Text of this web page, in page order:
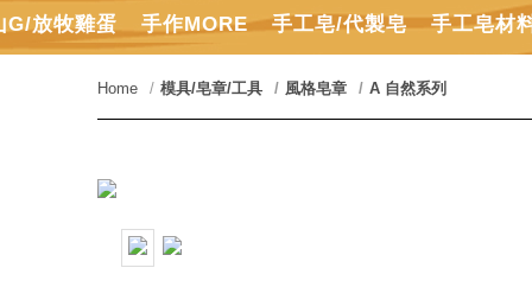
G/放牧雞蛋 手作MORE 手工皂/代製皂 手工皂材
Home 模具/皂章/工具 風格皂章 A 自然系列